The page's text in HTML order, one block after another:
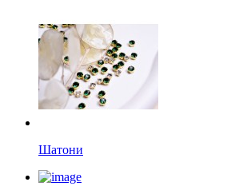
Шатони